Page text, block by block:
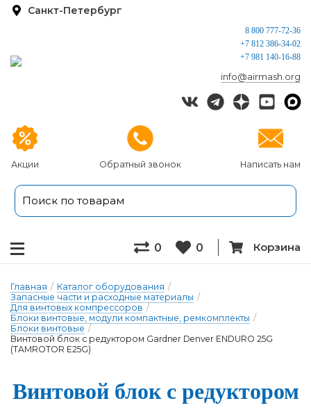
Санкт-Петербург
Акции Обратный звонок Написать нам
8 800 777-72-36
+7 812 386-34-02
+7 981 140-16-88
info@airmash.org
0 0 Корзина
Главная / Каталог оборудования /
Запасные части и расходные материалы /
Для винтовых компрессоров /
Блоки винтовые, модули компактные, ремкомплекты /
Блоки винтовые /
Винтовой блок с редуктором Gardner Denver ENDURO 25G
(TAMROTOR E25G)
Винтовой блок с ре­дук­то­ром